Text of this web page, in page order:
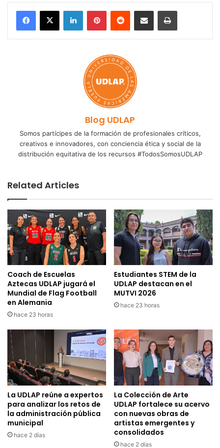
LinkedInPinterestReddit Share via Email Print
Blog UDLAP
Somos partícipes de la formación de profesionales críticos,
creativos e innovadores, con conciencia ética y social de la
distribución equitativa de los recursos #TodosSomosUDLAP
Related Articles
Coach de Escuelas
Aztecas UDLAP jugará el
Mundial de Flag Football
en Alemania
hace 23 horas
Estudiantes STEM de la
UDLAP destacan en el
MUTVI 2026
hace 23 horas
La UDLAP reúne a expertos
para analizar los retos de
la administración pública
municipal
hace 2 días
La Colección de Arte
UDLAP fortalece su acervo
con nuevas obras de
artistas emergentes y
consolidados
hace 2 días